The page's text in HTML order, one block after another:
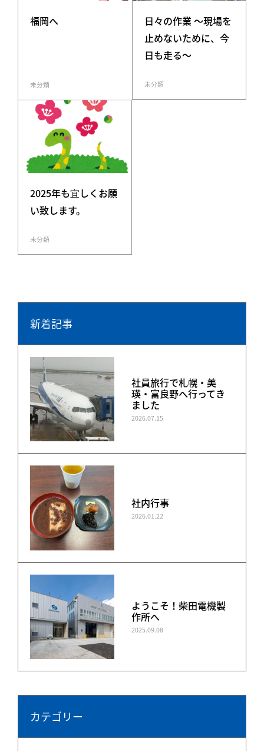
福岡へ
未分類
日々の作業 〜現場を
止めないために、今
日も走る〜
未分類
2025年も宜しくお願
い致します。
未分類
新着記事
社員旅行で札幌・美
瑛・富良野へ行ってき
ました
2026.07.15
社内行事
2026.01.22
ようこそ！柴田電機製
作所へ
2025.09.08
カテゴリー